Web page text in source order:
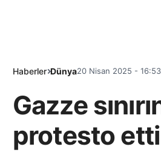
Haberler Dünya20 Nisan 2025 - 16:53
Gazze
protesto etti